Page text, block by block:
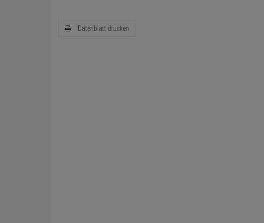
Datenblatt drucken